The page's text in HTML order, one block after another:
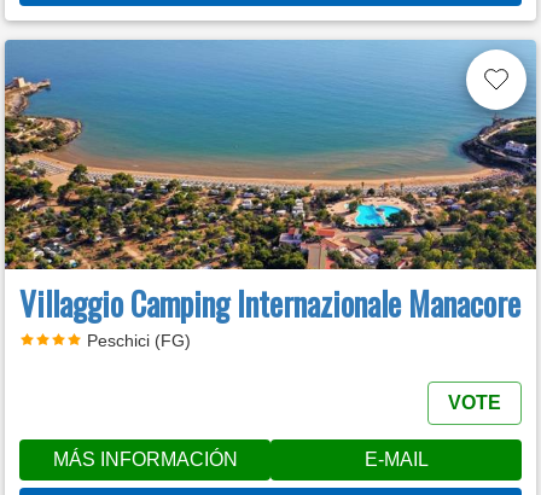
Villaggio Camping Internazionale Manacore
Peschici (FG)
VOTE
MÁS INFORMACIÓN E-MAIL